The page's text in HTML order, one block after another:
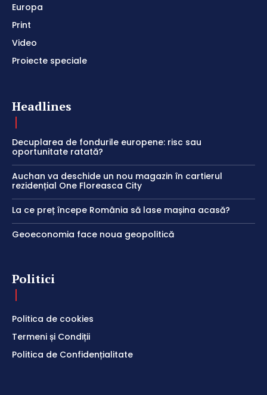
Europa
Print
Video
Proiecte speciale
Headlines
Decuplarea de fondurile europene: risc sau
oportunitate ratată?
Auchan va deschide un nou magazin în cartierul
rezidențial One Floreasca City
La ce preț începe România să lase mașina acasă?
Geoeconomia face noua geopolitică
Politici
Politica de cookies
Termeni și Condiții
Politica de Confidențialitate